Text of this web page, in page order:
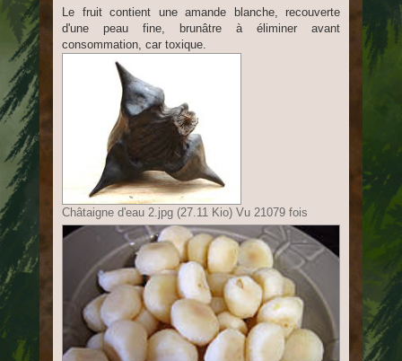
Le fruit contient une amande blanche, recouverte
d'une peau fine, brunâtre à éliminer avant
consommation, car toxique.
Châtaigne d'eau 2.jpg (27.11 Kio) Vu 21079 fois